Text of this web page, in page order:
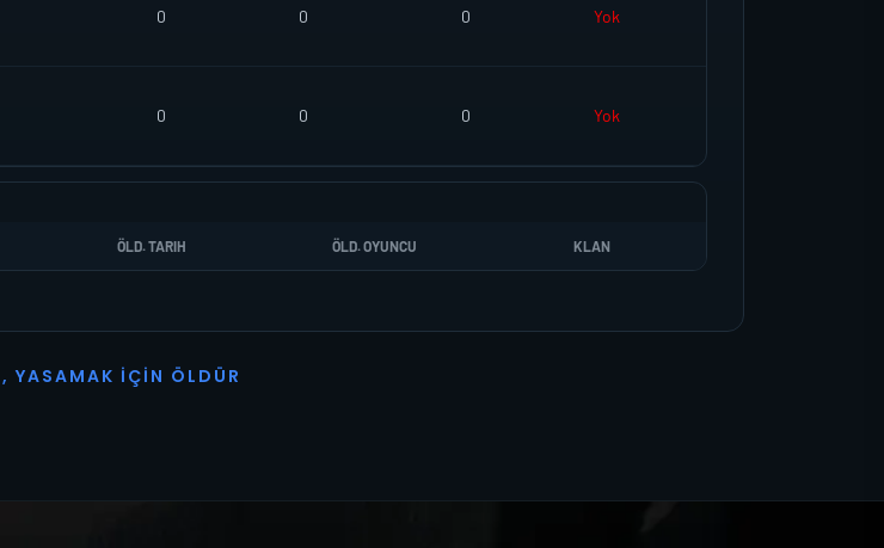
0 0 0 Yok
0 0 0 Yok
ÖLD. TARIH ÖLD. OYUNCU KLAN
, YASAMAK İ ÇI N Ö L D Ü R